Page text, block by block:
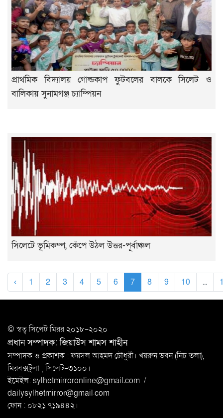
প্রাথমিক বিদ্যালয় গোল্ডকাপ ফুটবলের বালকে সিলেট ও
বালিকায় সুনামগঞ্জ চ্যাম্পিয়ন
সিলেটে ভূমিকম্প, কেঁপে উঠল উত্তর-পূর্বাঞ্চল
‹ 1 2 3 4 5 6 7 8 9 10 ...
© স্বত্ব সি‌লেট মিরর ২০১৮-২০২০
প্রধান সম্পাদক: জিয়াউস শামস শাহীন
সম্পাদক ও প্রকাশক : ফয়সল আহমদ চৌধুরী। খয়রুন ভবন (নিচ তলা),
মিরবক্সটুলা ,সি‌লেট-৩১০০।
ইমেইল:sylhetmirroronline@gmail.com /
dailysylhetmirror@gmail.com
ফোন : ০৮২১ ৭১৯৪৪২।